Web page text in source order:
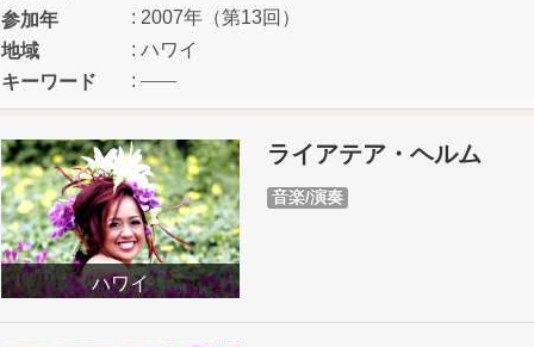
参加年
: 2007年（第13回）
地域
: ハワイ
キーワード
:
ハワイ
ライアテア・ヘルム
音楽/演奏